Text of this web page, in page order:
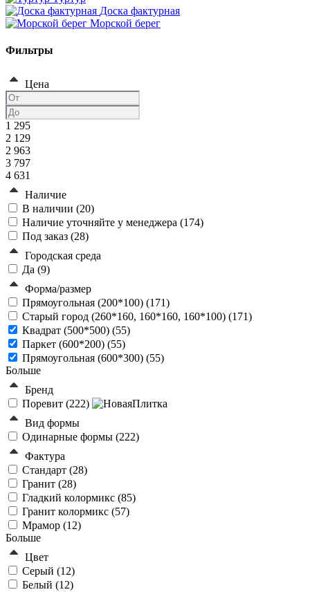
Доска фактурная
Морской берег
Фильтры
Цена
1 295
2 129
2 963
3 797
4 631
Наличие
В наличии (20)
Наличие уточняйте у менеджера (174)
Под заказ (28)
Городская среда
Да (9)
Форма/размер
Прямоугольная (200*100) (171)
Старый город (260*160, 160*160, 160*100) (171)
Квадрат (500*500) (55)
Паркет (600*200) (55)
Прямоугольная (600*300) (55)
Больше
Бренд
Поревит (222)
Вид формы
Одинарные формы (222)
Фактура
Стандарт (28)
Гранит (28)
Гладкий колормикс (85)
Гранит колормикс (57)
Мрамор (12)
Больше
Цвет
Серый (12)
Белый (12)